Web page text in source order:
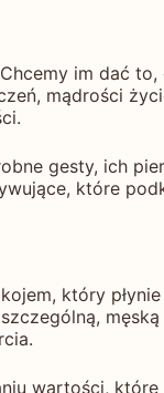
im dać to,
mądrości
gesty, ich
które
który
wartości,